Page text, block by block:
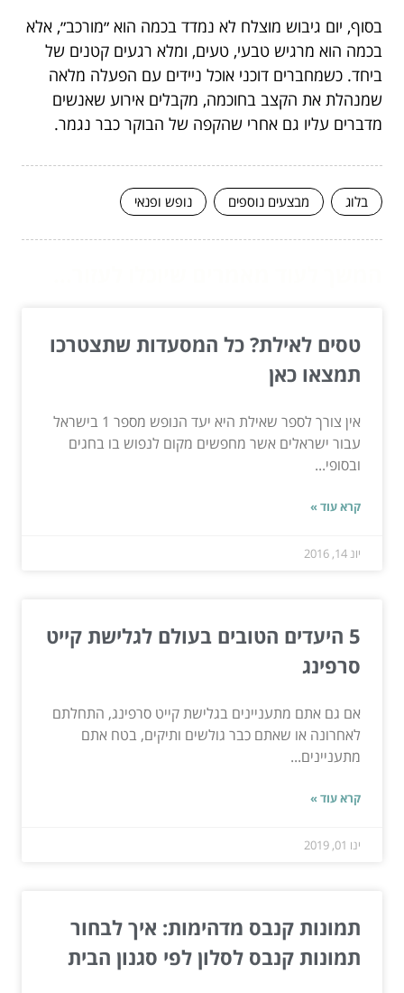
בסוף, יום גיבוש מוצלח לא נמדד בכמה הוא ״מורכב״, אלא
בכמה הוא מרגיש טבעי, טעים, ומלא רגעים קטנים של
ביחד. כשמחברים דוכני אוכל ניידים עם הפעלה מלאה
שמנהלת את הקצב בחוכמה, מקבלים אירוע שאנשים
מדברים עליו גם אחרי שהקפה של הבוקר כבר נגמר.
בלוג מבצעים נוספים נופש ופנאי
טסים לאילת? כל המסעדות שתצטרכו
תמצאו כאן
אין צורך לספר שאילת היא יעד הנופש מספר 1 בישראל
עבור ישראלים אשר מחפשים מקום לנפוש בו בחגים
ובסופי...
קרא עוד »
יונ 14, 2016
5 היעדים הטובים בעולם לגלישת קייט
סרפינג
אם גם אתם מתעניינים בגלישת קייט סרפינג, התחלתם
לאחרונה או שאתם כבר גולשים ותיקים, בטח אתם
מתעניינים...
קרא עוד »
ינו 01, 2019
תמונות קנבס מדהימות: איך לבחור
תמונות קנבס לסלון לפי סגנון הבית